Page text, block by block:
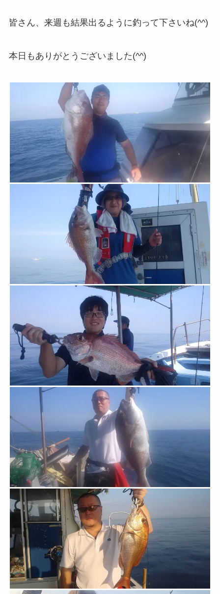
皆さん、来週も結果出るように釣って下さいね(^^)
本日もありがとうございました(^^)